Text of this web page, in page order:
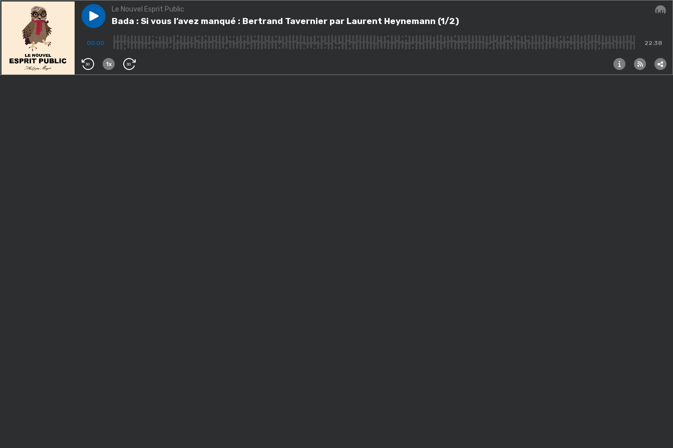
Play episodeBada : Si vous l’avez manqué : Bertrand Tavernier par Laurent Heynemann (1/2)
Le Nouvel Esprit Public
Bada : Si vous l’avez manqué : Bertrand Tavernier par Laurent Heynemann (1/2)
00:00 22:38
30 1x 30